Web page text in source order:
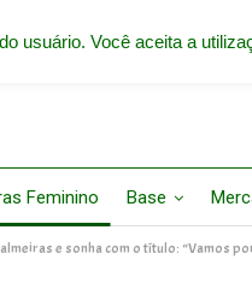
Feminino Base
e sonha com o título: “Vamos
usuário. Você aceita a